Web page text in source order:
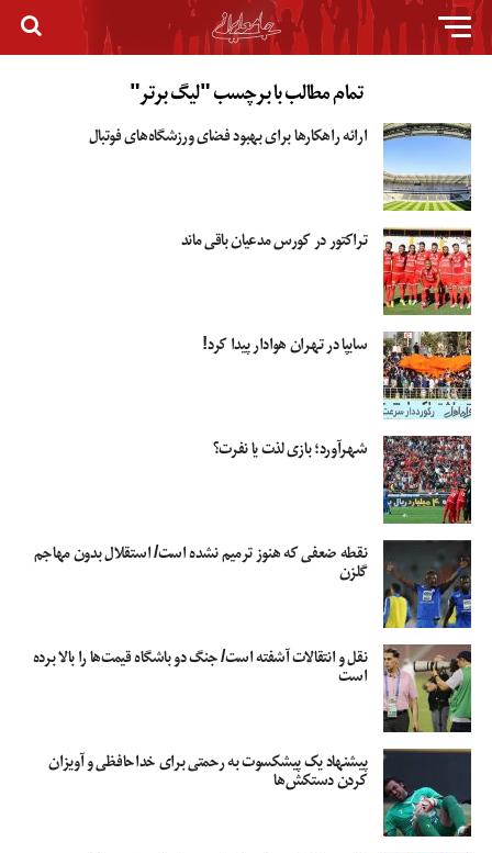
تمام مطالب با برچسب "لیگ برتر"
ارائه راهکارها برای بهبود فضای ورزشگاه‌های فوتبال
تراکتور در کورس مدعیان باقی ماند
سایپا در تهران هوادار پیدا کرد!
شهرآورد؛ بازی لذت یا نفرت؟
نقطه ضعفی که هنوز ترمیم نشده است/ استقلال بدون مهاجم
گلزن
نقل و انتقالات آشفته است/ جنگ دو باشگاه قیمت‌ها را بالا برده
است
پیشنهاد یک پیشکسوت به رحمتی برای خداحافظی و آویزان
کردن دستکش‌ها